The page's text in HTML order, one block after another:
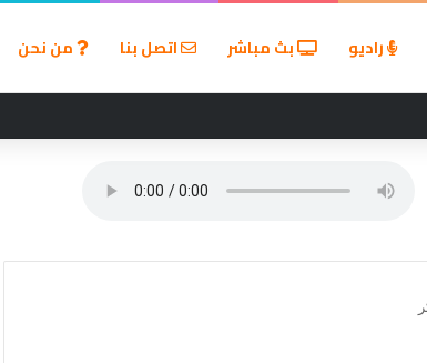
راديو بث مباشر اتصل بنا من نحن
القروض الشخصية بعد نتائج قوية بالربع الأول من 2026